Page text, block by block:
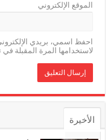
الموقع الإلكتروني
احفظ اسمي، بريدي
لاستخدامها المرة المقبلة في
الأخيرة